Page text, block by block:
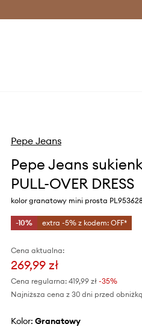
Pepe Jeans
Pepe Jeans
PULL-OVER DRESS
kolor granatowy mini prosta
-10% extra -5% z kodem: OFF*
Cena aktualna:
269,99 zł
Cena regularna: 419,99 zł-35%
Najniższa cena z 30 dni przed
Kolor: granatowy